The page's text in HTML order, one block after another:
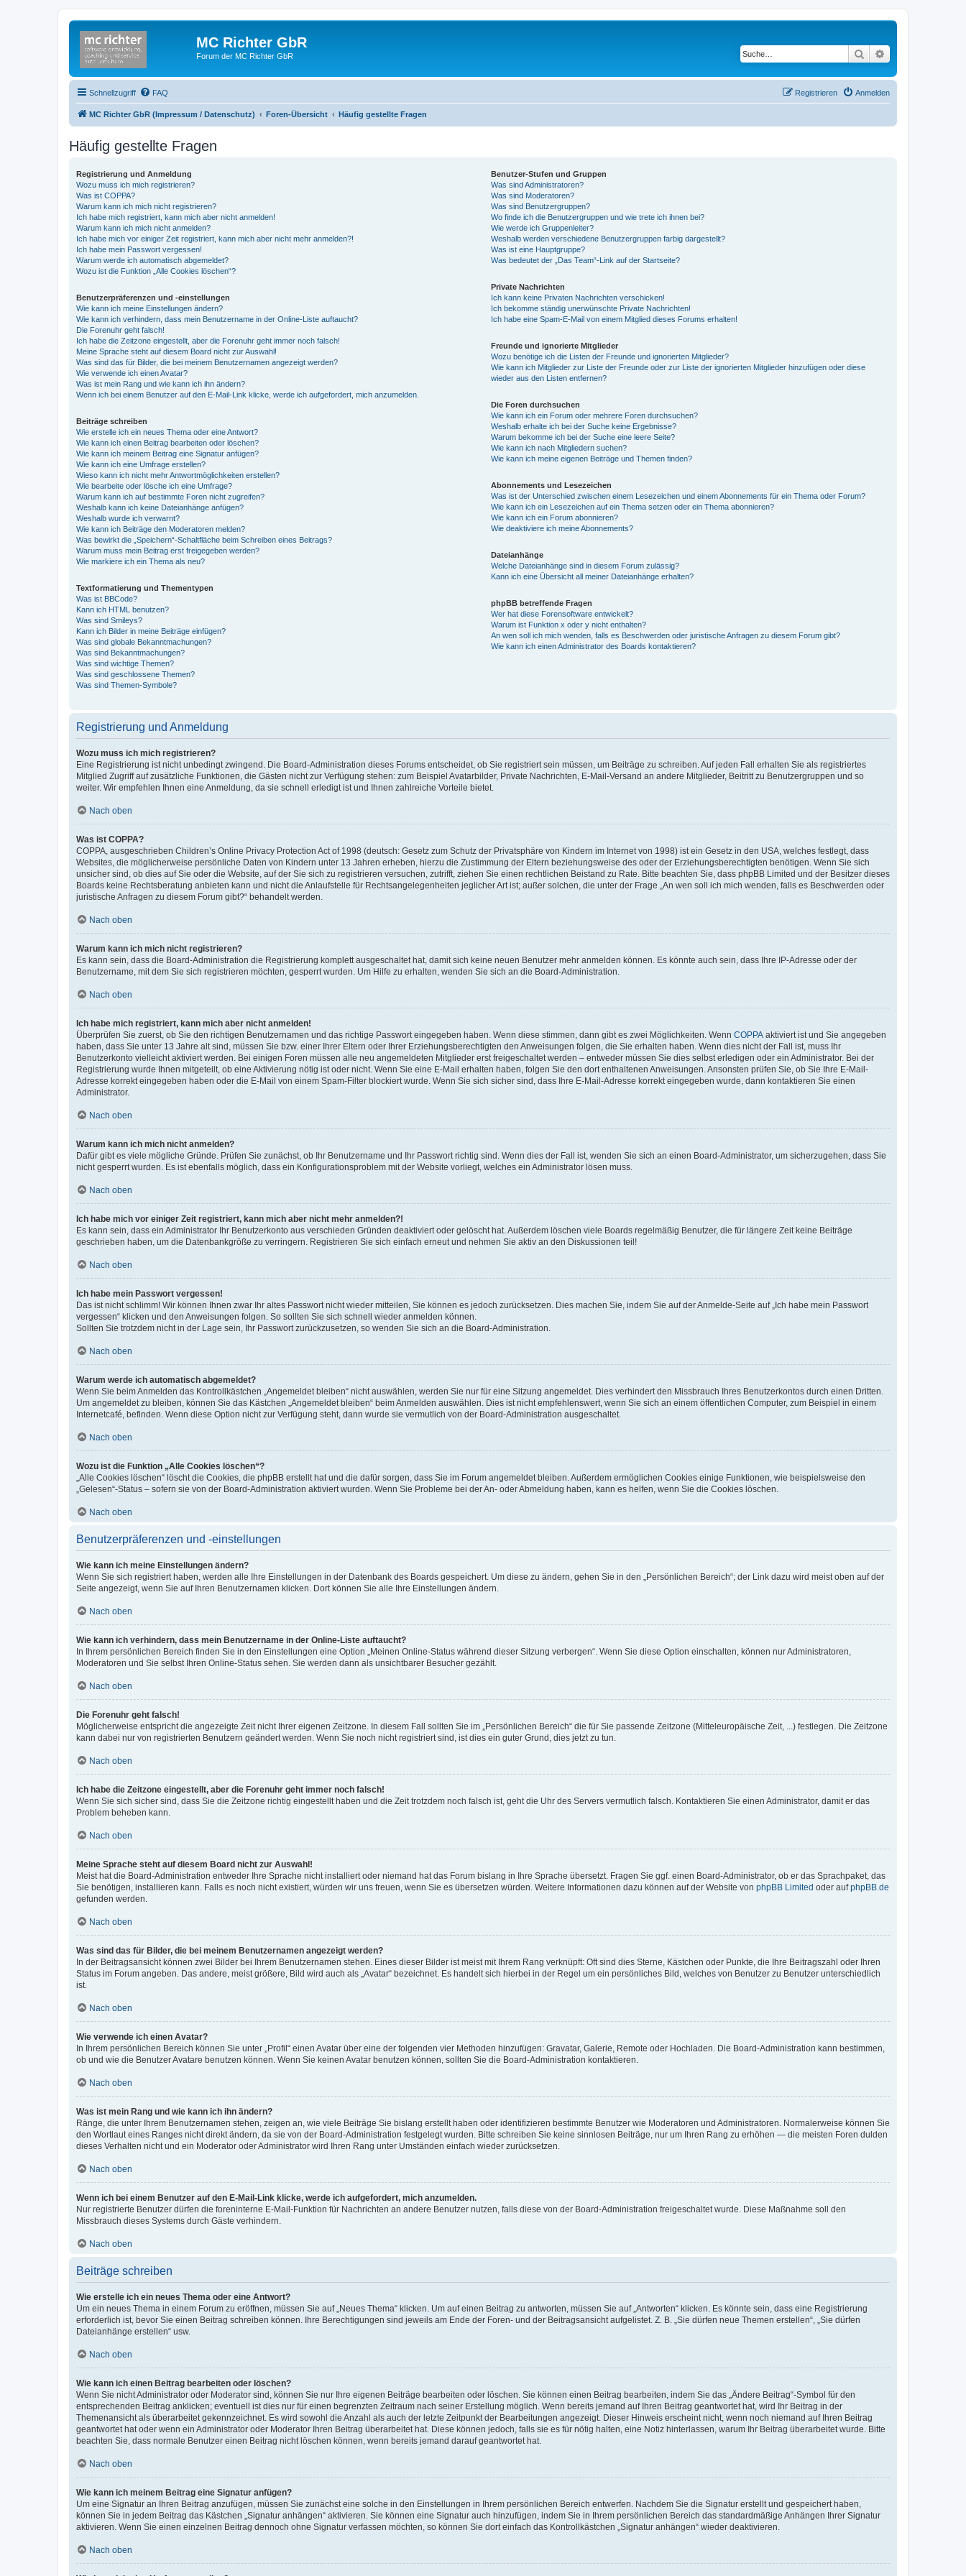
MC Richter GbR
Forum der MC Richter GbR Suche
Schnellzugriff FAQ Anmelden
Registrieren
MC Richter GbR (Impressum / Datenschutz) Foren-Übersicht Häufig gestellte Fragen
Häufig gestellte Fragen
Registrierung und Anmeldung
Wozu muss ich mich registrieren?
Was ist COPPA?
Warum kann ich mich nicht registrieren?
Ich habe mich registriert, kann mich aber nicht anmelden!
Warum kann ich mich nicht anmelden?
Ich habe mich vor einiger Zeit registriert, kann mich aber nicht mehr anmelden?!
Ich habe mein Passwort vergessen!
Warum werde ich automatisch abgemeldet?
Wozu ist die Funktion „Alle Cookies löschen“?
Benutzerpräferenzen und -einstellungen
Wie kann ich meine Einstellungen ändern?
Wie kann ich verhindern, dass mein Benutzername in der Online-Liste auftaucht?
Die Forenuhr geht falsch!
Ich habe die Zeitzone eingestellt, aber die Forenuhr geht immer noch falsch!
Meine Sprache steht auf diesem Board nicht zur Auswahl!
Was sind das für Bilder, die bei meinem Benutzernamen angezeigt werden?
Wie verwende ich einen Avatar?
Was ist mein Rang und wie kann ich ihn ändern?
Wenn ich bei einem Benutzer auf den E-Mail-Link klicke, werde ich aufgefordert, mich anzumelden.
Beiträge schreiben
Wie erstelle ich ein neues Thema oder eine Antwort?
Wie kann ich einen Beitrag bearbeiten oder löschen?
Wie kann ich meinem Beitrag eine Signatur anfügen?
Wie kann ich eine Umfrage erstellen?
Wieso kann ich nicht mehr Antwortmöglichkeiten erstellen?
Wie bearbeite oder lösche ich eine Umfrage?
Warum kann ich auf bestimmte Foren nicht zugreifen?
Weshalb kann ich keine Dateianhänge anfügen?
Weshalb wurde ich verwarnt?
Wie kann ich Beiträge den Moderatoren melden?
Was bewirkt die „Speichern“-Schaltfläche beim Schreiben eines Beitrags?
Warum muss mein Beitrag erst freigegeben werden?
Wie markiere ich ein Thema als neu?
Textformatierung und Thementypen
Was ist BBCode?
Kann ich HTML benutzen?
Was sind Smileys?
Kann ich Bilder in meine Beiträge einfügen?
Was sind globale Bekanntmachungen?
Was sind Bekanntmachungen?
Was sind wichtige Themen?
Was sind geschlossene Themen?
Was sind Themen-Symbole?
Benutzer-Stufen und Gruppen
Was sind Administratoren?
Was sind Moderatoren?
Was sind Benutzergruppen?
Wo finde ich die Benutzergruppen und wie trete ich ihnen bei?
Wie werde ich Gruppenleiter?
Weshalb werden verschiedene Benutzergruppen farbig dargestellt?
Was ist eine Hauptgruppe?
Was bedeutet der „Das Team“-Link auf der Startseite?
Private Nachrichten
Ich kann keine Privaten Nachrichten verschicken!
Ich bekomme ständig unerwünschte Private Nachrichten!
Ich habe eine Spam-E-Mail von einem Mitglied dieses Forums erhalten!
Freunde und ignorierte Mitglieder
Wozu benötige ich die Listen der Freunde und ignorierten Mitglieder?
Wie kann ich Mitglieder zur Liste der Freunde oder zur Liste der ignorierten Mitglieder hinzufügen oder diese
wieder aus den Listen entfernen?
Die Foren durchsuchen
Wie kann ich ein Forum oder mehrere Foren durchsuchen?
Weshalb erhalte ich bei der Suche keine Ergebnisse?
Warum bekomme ich bei der Suche eine leere Seite?
Wie kann ich nach Mitgliedern suchen?
Wie kann ich meine eigenen Beiträge und Themen finden?
Abonnements und Lesezeichen
Was ist der Unterschied zwischen einem Lesezeichen und einem Abonnements für ein Thema oder Forum?
Wie kann ich ein Lesezeichen auf ein Thema setzen oder ein Thema abonnieren?
Wie kann ich ein Forum abonnieren?
Wie deaktiviere ich meine Abonnements?
Dateianhänge
Welche Dateianhänge sind in diesem Forum zulässig?
Kann ich eine Übersicht all meiner Dateianhänge erhalten?
phpBB betreffende Fragen
Wer hat diese Forensoftware entwickelt?
Warum ist Funktion x oder y nicht enthalten?
An wen soll ich mich wenden, falls es Beschwerden oder juristische Anfragen zu diesem Forum gibt?
Wie kann ich einen Administrator des Boards kontaktieren?
Registrierung und Anmeldung
Wozu muss ich mich registrieren?
Eine Registrierung ist nicht unbedingt zwingend. Die Board-Administration dieses Forums entscheidet, ob Sie registriert sein müssen, um Beiträge zu schreiben. Auf jeden Fall erhalten Sie als registriertes
Mitglied Zugriff auf zusätzliche Funktionen, die Gästen nicht zur Verfügung stehen: zum Beispiel Avatarbilder, Private Nachrichten, E-Mail-Versand an andere Mitglieder, Beitritt zu Benutzergruppen und so
weiter. Wir empfehlen Ihnen eine Anmeldung, da sie schnell erledigt ist und Ihnen zahlreiche Vorteile bietet.
Nach oben
Was ist COPPA?
COPPA, ausgeschrieben Children’s Online Privacy Protection Act of 1998 (deutsch: Gesetz zum Schutz der Privatsphäre von Kindern im Internet von 1998) ist ein Gesetz in den USA, welches festlegt, dass
Websites, die möglicherweise persönliche Daten von Kindern unter 13 Jahren erheben, hierzu die Zustimmung der Eltern beziehungsweise des oder der Erziehungsberechtigten benötigen. Wenn Sie sich
unsicher sind, ob dies auf Sie oder die Website, auf der Sie sich zu registrieren versuchen, zutrifft, ziehen Sie einen rechtlichen Beistand zu Rate. Bitte beachten Sie, dass phpBB Limited und der Besitzer dieses
Boards keine Rechtsberatung anbieten kann und nicht die Anlaufstelle für Rechtsangelegenheiten jeglicher Art ist; außer solchen, die unter der Frage „An wen soll ich mich wenden, falls es Beschwerden oder
juristische Anfragen zu diesem Forum gibt?“ behandelt werden.
Nach oben
Warum kann ich mich nicht registrieren?
Es kann sein, dass die Board-Administration die Registrierung komplett ausgeschaltet hat, damit sich keine neuen Benutzer mehr anmelden können. Es könnte auch sein, dass Ihre IP-Adresse oder der
Benutzername, mit dem Sie sich registrieren möchten, gesperrt wurden. Um Hilfe zu erhalten, wenden Sie sich an die Board-Administration.
Nach oben
Ich habe mich registriert, kann mich aber nicht anmelden!
Überprüfen Sie zuerst, ob Sie den richtigen Benutzernamen und das richtige Passwort eingegeben haben. Wenn diese stimmen, dann gibt es zwei Möglichkeiten. Wenn COPPA aktiviert ist und Sie angegeben
haben, dass Sie unter 13 Jahre alt sind, müssen Sie bzw. einer Ihrer Eltern oder Ihrer Erziehungsberechtigten den Anweisungen folgen, die Sie erhalten haben. Wenn dies nicht der Fall ist, muss Ihr
Benutzerkonto vielleicht aktiviert werden. Bei einigen Foren müssen alle neu angemeldeten Mitglieder erst freigeschaltet werden – entweder müssen Sie dies selbst erledigen oder ein Administrator. Bei der
Registrierung wurde Ihnen mitgeteilt, ob eine Aktivierung nötig ist oder nicht. Wenn Sie eine E-Mail erhalten haben, folgen Sie den dort enthaltenen Anweisungen. Ansonsten prüfen Sie, ob Sie Ihre E-Mail-
Adresse korrekt eingegeben haben oder die E-Mail von einem Spam-Filter blockiert wurde. Wenn Sie sich sicher sind, dass Ihre E-Mail-Adresse korrekt eingegeben wurde, dann kontaktieren Sie einen
Administrator.
Nach oben
Warum kann ich mich nicht anmelden?
Dafür gibt es viele mögliche Gründe. Prüfen Sie zunächst, ob Ihr Benutzername und Ihr Passwort richtig sind. Wenn dies der Fall ist, wenden Sie sich an einen Board-Administrator, um sicherzugehen, dass Sie
nicht gesperrt wurden. Es ist ebenfalls möglich, dass ein Konfigurationsproblem mit der Website vorliegt, welches ein Administrator lösen muss.
Nach oben
Ich habe mich vor einiger Zeit registriert, kann mich aber nicht mehr anmelden?!
Es kann sein, dass ein Administrator Ihr Benutzerkonto aus verschieden Gründen deaktiviert oder gelöscht hat. Außerdem löschen viele Boards regelmäßig Benutzer, die für längere Zeit keine Beiträge
geschrieben haben, um die Datenbankgröße zu verringern. Registrieren Sie sich einfach erneut und nehmen Sie aktiv an den Diskussionen teil!
Nach oben
Ich habe mein Passwort vergessen!
Das ist nicht schlimm! Wir können Ihnen zwar Ihr altes Passwort nicht wieder mitteilen, Sie können es jedoch zurücksetzen. Dies machen Sie, indem Sie auf der Anmelde-Seite auf „Ich habe mein Passwort
vergessen“ klicken und den Anweisungen folgen. So sollten Sie sich schnell wieder anmelden können.
Sollten Sie trotzdem nicht in der Lage sein, Ihr Passwort zurückzusetzen, so wenden Sie sich an die Board-Administration.
Nach oben
Warum werde ich automatisch abgemeldet?
Wenn Sie beim Anmelden das Kontrollkästchen „Angemeldet bleiben“ nicht auswählen, werden Sie nur für eine Sitzung angemeldet. Dies verhindert den Missbrauch Ihres Benutzerkontos durch einen Dritten.
Um angemeldet zu bleiben, können Sie das Kästchen „Angemeldet bleiben“ beim Anmelden auswählen. Dies ist nicht empfehlenswert, wenn Sie sich an einem öffentlichen Computer, zum Beispiel in einem
Internetcafé, befinden. Wenn diese Option nicht zur Verfügung steht, dann wurde sie vermutlich von der Board-Administration ausgeschaltet.
Nach oben
Wozu ist die Funktion „Alle Cookies löschen“?
„Alle Cookies löschen“ löscht die Cookies, die phpBB erstellt hat und die dafür sorgen, dass Sie im Forum angemeldet bleiben. Außerdem ermöglichen Cookies einige Funktionen, wie beispielsweise den
„Gelesen“-Status – sofern sie von der Board-Administration aktiviert wurden. Wenn Sie Probleme bei der An- oder Abmeldung haben, kann es helfen, wenn Sie die Cookies löschen.
Nach oben
Benutzerpräferenzen und -einstellungen
Wie kann ich meine Einstellungen ändern?
Wenn Sie sich registriert haben, werden alle Ihre Einstellungen in der Datenbank des Boards gespeichert. Um diese zu ändern, gehen Sie in den „Persönlichen Bereich“; der Link dazu wird meist oben auf der
Seite angezeigt, wenn Sie auf Ihren Benutzernamen klicken. Dort können Sie alle Ihre Einstellungen ändern.
Nach oben
Wie kann ich verhindern, dass mein Benutzername in der Online-Liste auftaucht?
In Ihrem persönlichen Bereich finden Sie in den Einstellungen eine Option „Meinen Online-Status während dieser Sitzung verbergen“. Wenn Sie diese Option einschalten, können nur Administratoren,
Moderatoren und Sie selbst Ihren Online-Status sehen. Sie werden dann als unsichtbarer Besucher gezählt.
Nach oben
Die Forenuhr geht falsch!
Möglicherweise entspricht die angezeigte Zeit nicht Ihrer eigenen Zeitzone. In diesem Fall sollten Sie im „Persönlichen Bereich“ die für Sie passende Zeitzone (Mitteleuropäische Zeit, ...) festlegen. Die Zeitzone
kann dabei nur von registrierten Benutzern geändert werden. Wenn Sie noch nicht registriert sind, ist dies ein guter Grund, dies jetzt zu tun.
Nach oben
Ich habe die Zeitzone eingestellt, aber die Forenuhr geht immer noch falsch!
Wenn Sie sich sicher sind, dass Sie die Zeitzone richtig eingestellt haben und die Zeit trotzdem noch falsch ist, geht die Uhr des Servers vermutlich falsch. Kontaktieren Sie einen Administrator, damit er das
Problem beheben kann.
Nach oben
Meine Sprache steht auf diesem Board nicht zur Auswahl!
Meist hat die Board-Administration entweder Ihre Sprache nicht installiert oder niemand hat das Forum bislang in Ihre Sprache übersetzt. Fragen Sie ggf. einen Board-Administrator, ob er das Sprachpaket, das
Sie benötigen, installieren kann. Falls es noch nicht existiert, würden wir uns freuen, wenn Sie es übersetzen würden. Weitere Informationen dazu können auf der Website von phpBB Limited oder aufphpBB.de
gefunden werden.
Nach oben
Was sind das für Bilder, die bei meinem Benutzernamen angezeigt werden?
In der Beitragsansicht können zwei Bilder bei Ihrem Benutzernamen stehen. Eines dieser Bilder ist meist mit Ihrem Rang verknüpft: Oft sind dies Sterne, Kästchen oder Punkte, die Ihre Beitragszahl oder Ihren
Status im Forum angeben. Das andere, meist größere, Bild wird auch als „Avatar“ bezeichnet. Es handelt sich hierbei in der Regel um ein persönliches Bild, welches von Benutzer zu Benutzer unterschiedlich
ist.
Nach oben
Wie verwende ich einen Avatar?
In Ihrem persönlichen Bereich können Sie unter „Profil“ einen Avatar über eine der folgenden vier Methoden hinzufügen: Gravatar, Galerie, Remote oder Hochladen. Die Board-Administration kann bestimmen,
ob und wie die Benutzer Avatare benutzen können. Wenn Sie keinen Avatar benutzen können, sollten Sie die Board-Administration kontaktieren.
Nach oben
Was ist mein Rang und wie kann ich ihn ändern?
Ränge, die unter Ihrem Benutzernamen stehen, zeigen an, wie viele Beiträge Sie bislang erstellt haben oder identifizieren bestimmte Benutzer wie Moderatoren und Administratoren. Normalerweise können Sie
den Wortlaut eines Ranges nicht direkt ändern, da sie von der Board-Administration festgelegt wurden. Bitte schreiben Sie keine sinnlosen Beiträge, nur um Ihren Rang zu erhöhen — die meisten Foren dulden
dieses Verhalten nicht und ein Moderator oder Administrator wird Ihren Rang unter Umständen einfach wieder zurücksetzen.
Nach oben
Wenn ich bei einem Benutzer auf den E-Mail-Link klicke, werde ich aufgefordert, mich anzumelden.
Nur registrierte Benutzer dürfen die foreninterne E-Mail-Funktion für Nachrichten an andere Benutzer nutzen, falls diese von der Board-Administration freigeschaltet wurde. Diese Maßnahme soll den
Missbrauch dieses Systems durch Gäste verhindern.
Nach oben
Beiträge schreiben
Wie erstelle ich ein neues Thema oder eine Antwort?
Um ein neues Thema in einem Forum zu eröffnen, müssen Sie auf „Neues Thema“ klicken. Um auf einen Beitrag zu antworten, müssen Sie auf „Antworten“ klicken. Es könnte sein, dass eine Registrierung
erforderlich ist, bevor Sie einen Beitrag schreiben können. Ihre Berechtigungen sind jeweils am Ende der Foren- und der Beitragsansicht aufgelistet. Z. B. „Sie dürfen neue Themen erstellen“, „Sie dürfen
Dateianhänge erstellen“ usw.
Nach oben
Wie kann ich einen Beitrag bearbeiten oder löschen?
Wenn Sie nicht Administrator oder Moderator sind, können Sie nur Ihre eigenen Beiträge bearbeiten oder löschen. Sie können einen Beitrag bearbeiten, indem Sie das „Ändere Beitrag“-Symbol für den
entsprechenden Beitrag anklicken; eventuell ist dies nur für einen begrenzten Zeitraum nach seiner Erstellung möglich. Wenn bereits jemand auf Ihren Beitrag geantwortet hat, wird Ihr Beitrag in der
Themenansicht als überarbeitet gekennzeichnet. Es wird sowohl die Anzahl als auch der letzte Zeitpunkt der Bearbeitungen angezeigt. Dieser Hinweis erscheint nicht, wenn noch niemand auf Ihren Beitrag
geantwortet hat oder wenn ein Administrator oder Moderator Ihren Beitrag überarbeitet hat. Diese können jedoch, falls sie es für nötig halten, eine Notiz hinterlassen, warum Ihr Beitrag überarbeitet wurde. Bitte
beachten Sie, dass normale Benutzer einen Beitrag nicht löschen können, wenn bereits jemand darauf geantwortet hat.
Nach oben
Wie kann ich meinem Beitrag eine Signatur anfügen?
Um eine Signatur an Ihren Beitrag anzufügen, müssen Sie zunächst eine solche in den Einstellungen in Ihrem persönlichen Bereich entwerfen. Nachdem Sie die Signatur erstellt und gespeichert haben,
können Sie in jedem Beitrag das Kästchen „Signatur anhängen“ aktivieren. Sie können eine Signatur auch hinzufügen, indem Sie in Ihrem persönlichen Bereich das standardmäßige Anhängen Ihrer Signatur
aktivieren. Wenn Sie einen einzelnen Beitrag dennoch ohne Signatur verfassen möchten, so können Sie dort einfach das Kontrollkästchen „Signatur anhängen“ wieder deaktivieren.
Nach oben